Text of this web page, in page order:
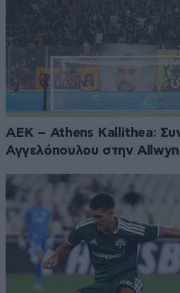
ΑΕΚ – Athens Kallithea:
Αγγελόπουλου στην